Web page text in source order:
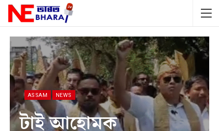
ASSAM NEWS
টাই আহোমক